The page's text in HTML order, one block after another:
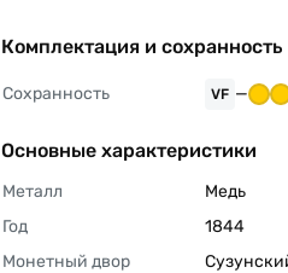
Комплектация и сохранность
Сохранность VF —
Основные характеристики
Металл
Медь
Год
1844
Монетный двор